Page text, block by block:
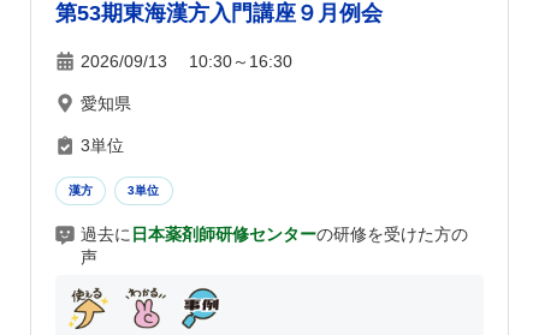
第53期東海漢方入門講座９月例会
2026/09/13 10:30～16:30
愛知県
3単位
漢方 3単位
過去に 日本薬剤師研修センターの研修を受けた方の
声